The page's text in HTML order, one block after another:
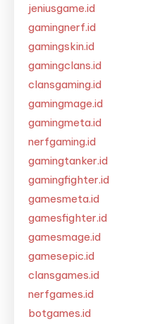
jeniusgame.id
gamingnerf.id
gamingskin.id
gamingclans.id
clansgaming.id
gamingmage.id
gamingmeta.id
nerfgaming.id
gamingtanker.id
gamingfighter.id
gamesmeta.id
gamesfighter.id
gamesmage.id
gamesepic.id
clansgames.id
nerfgames.id
botgames.id